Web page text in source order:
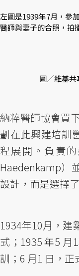
左圖是1939年7月，參
醫師與妻子的合照，拍
圖／維基
納粹醫師協會買
劃在此興建培訓
程展開。負責
Haedenkamp）
設計，而是選擇
1934年10月，建
式；1935 年5 月
訓；6 月1 日，正